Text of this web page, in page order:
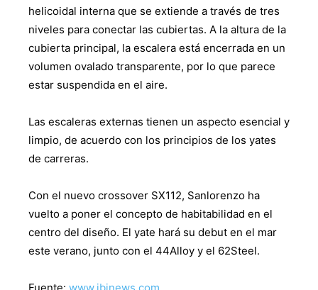
helicoidal interna que se extiende a través de tres
niveles para conectar las cubiertas. A la altura de la
cubierta principal, la escalera está encerrada en un
volumen ovalado transparente, por lo que parece
estar suspendida en el aire.
Las escaleras externas tienen un aspecto esencial y
limpio, de acuerdo con los principios de los yates
de carreras.
Con el nuevo crossover SX112, Sanlorenzo ha
vuelto a poner el concepto de habitabilidad en el
centro del diseño. El yate hará su debut en el mar
este verano, junto con el 44Alloy y el 62Steel.
Fuente: www.ibinews.com